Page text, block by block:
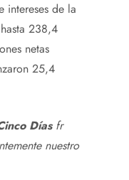
intereses de la
238,4
netas
25,4
Díasfr
nuestro